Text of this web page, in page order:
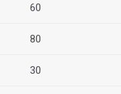
60
80
30